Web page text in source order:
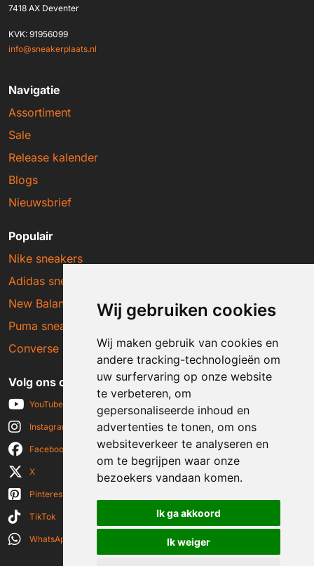
Wij gebruiken cookies
Wij maken gebruik van cookies en
andere tracking-technologieën om
uw surfervaring op onze website
te verbeteren, om
gepersonaliseerde inhoud en
advertenties te tonen, om ons
websiteverkeer te analyseren en
om te begrijpen waar onze
bezoekers vandaan komen.
Ik ga akkoord
Ik weiger
7418 AX Deventer
KVK: 91956099
info@sneakerplaats.nl
Navigatie
Assortiment
Sale
Release kalender
Blogs
Nieuwsbrief
Populair
Nike sneakers
Adidas sneakers
New Balance sneakers
Puma sneakers
Converse sneakers
Volg ons op social media
YouTube
Instagram
Facebook
X
Pinterest
TikTok
WhatsApp